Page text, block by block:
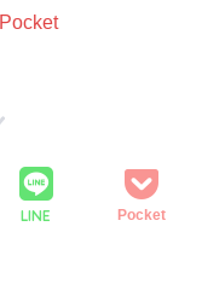
Pocket
LINE Pocket